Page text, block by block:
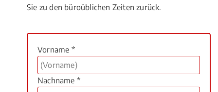
Sie zu den büroüblichen Zeiten zurück.
Vorname *
Nachname *